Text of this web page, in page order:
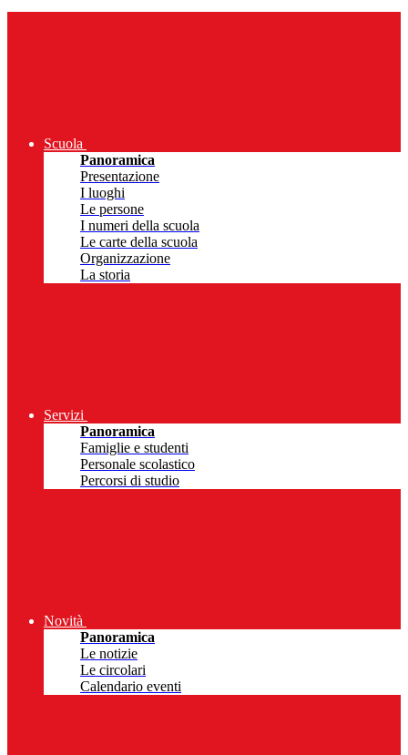
Scuola
Panoramica
Presentazione
I luoghi
Le persone
I numeri della scuola
Le carte della scuola
Organizzazione
La storia
Servizi
Panoramica
Famiglie e studenti
Personale scolastico
Percorsi di studio
Novità
Panoramica
Le notizie
Le circolari
Calendario eventi